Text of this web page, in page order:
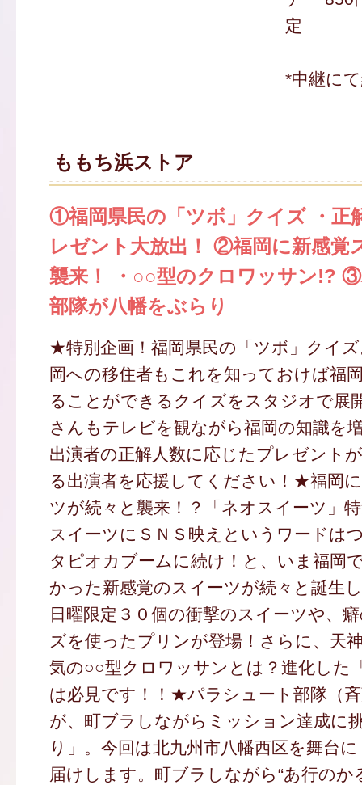
定
*中継に
ももち浜ストア
①福岡県民の「ツボ」クイズ ・正
レゼント大放出！ ②福岡に新感覚
襲来！ ・○○型のクロワッサン!?
部隊が八幡をぶらり
★特別企画！福岡県民の「ツボ」クイ
岡への移住者もこれを知っておけば福
ることができるクイズをスタジオで展
さんもテレビを観ながら福岡の知識を
出演者の正解人数に応じたプレゼント
る出演者を応援してください！★福岡
ツが続々と襲来！？「ネオスイーツ」
スイーツにＳＮＳ映えというワードは
タピオカブームに続け！と、いま福岡
かった新感覚のスイーツが続々と誕生
日曜限定３０個の衝撃のスイーツや、
ズを使ったプリンが登場！さらに、天
気の○○型クロワッサンとは？進化した
は必見です！！★パラシュート部隊（
が、町ブラしながらミッション達成に
り」。今回は北九州市八幡西区を舞台
届けします。町ブラしながら“あ行のか